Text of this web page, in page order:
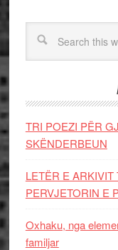
TRI POEZI PËR
SKËNDERBEUN
LETËR E
PERVJETORIN E
Oxhaku, nga
familjar